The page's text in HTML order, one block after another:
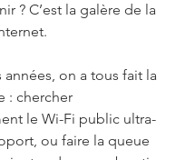
? C’est la galère de la
années, on a tous fait la
: chercher
le Wi-Fi public ultra-
ou faire la queue